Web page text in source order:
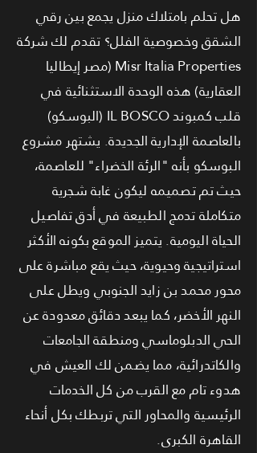
هل تحلم بامتلاك منزل يجمع بين رقي
الشقق وخصوصية الفلل؟ تقدم لك شركة
Misr Italia Properties (مصر إيطاليا
العقارية) هذه الوحدة الاستثنائية في
قلب كمبوند IL BOSCO (البوسكو)
بالعاصمة الإدارية الجديدة. يشتهر مشروع
البوسكو بأنه "الرئة الخضراء" للعاصمة،
حيث تم تصميمه ليكون غابة شجرية
متكاملة تدمج الطبيعة في أدق تفاصيل
الحياة اليومية. يتميز الموقع بكونه الأكثر
استراتيجية وحيوية، حيث يقع مباشرة على
محور محمد بن زايد الجنوبي ويطل على
النهر الأخضر، كما يبعد دقائق معدودة عن
الحي الدبلوماسي ومنطقة الجامعات
والكاتدرائية، مما يضمن لك العيش في
هدوء تام مع القرب من كل الخدمات
الرئيسية والمحاور التي تربطك بكل أنحاء
القاهرة الكبرى.